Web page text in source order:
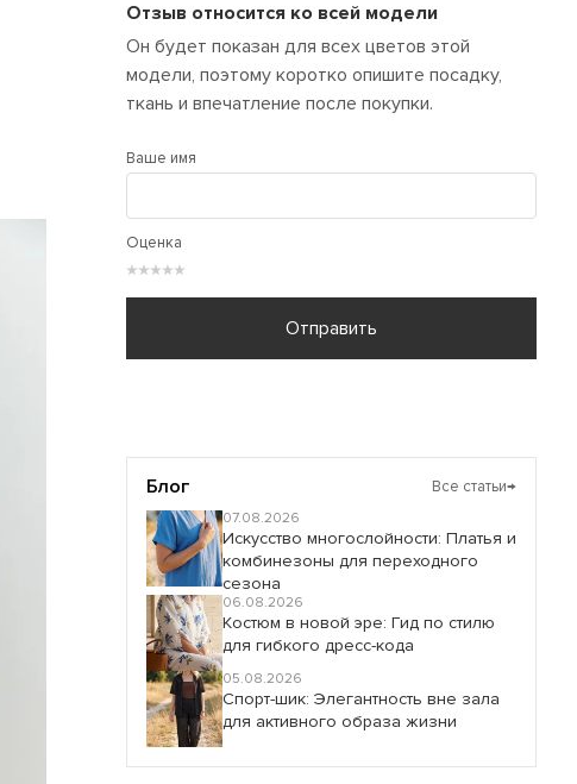
Отзыв относится ко всей модели
Он будет показан для всех цветов этой
модели, поэтому коротко опишите посадку,
ткань и впечатление после покупки.
Ваше имя
Оценка
★
★
★
★
★
Отправить
Блог Все статьи→
07.08.2026
Искусство многослойности: Платья и
комбинезоны для переходного
сезона
06.08.2026
Костюм в новой эре: Гид по стилю
для гибкого дресс-кода
05.08.2026
Спорт-шик: Элегантность вне зала
для активного образа жизни